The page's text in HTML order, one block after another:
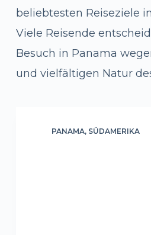
beliebtesten Reiseziele
Viele Reisende
Besuch in Panama
und vielfältigen Natur
PANAMA, SÜDAMERIKA